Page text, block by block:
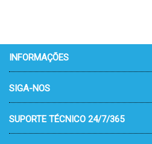
INFORMAÇÕES
SIGA-NOS
SUPORTE TÉCNICO 24/7/365